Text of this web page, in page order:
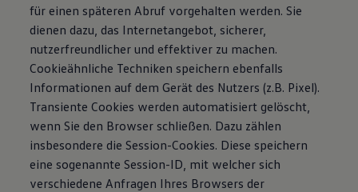
für einen späteren Abruf vorgehalten werden. Sie
dienen dazu, das Internetangebot, sicherer,
nutzerfreundlicher und effektiver zu machen.
Cookieähnliche Techniken speichern ebenfalls
Informationen auf dem Gerät des Nutzers (z.B. Pixel).
Transiente Cookies werden automatisiert gelöscht,
wenn Sie den Browser schließen. Dazu zählen
insbesondere die Session-Cookies. Diese speichern
eine sogenannte Session-ID, mit welcher sich
verschiedene Anfragen Ihres Browsers der